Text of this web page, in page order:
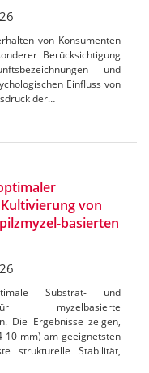
von Konsumenten
Berücksichtigung
und
Einfluss von
der…
von
basierten
Substrat- und
für myzelbasierte
Die Ergebnisse zeigen,
10 mm) am geeignetsten
strukturelle Stabilität,